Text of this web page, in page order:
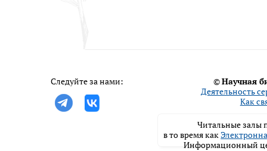
Следуйте за нами: ©Научная
Деятельность
Как
Читальные залы
в то время как
Информационный